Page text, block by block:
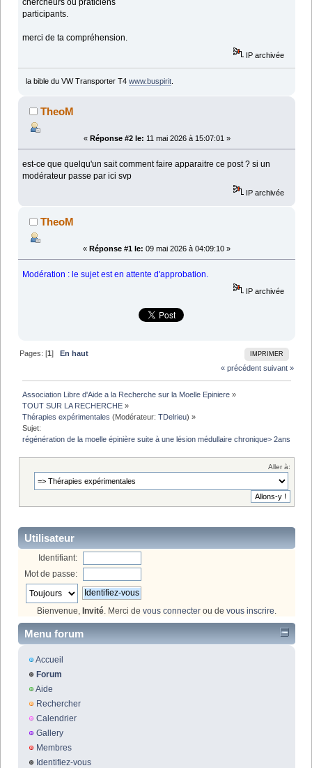
chercheurs ou praticiens
participants.
merci de ta compréhension.
IP archivée
la bible du VW Transporter T4 www.buspirit.
TheoM
« Réponse #2 le: 11 mai 2026 à 15:07:01 »
est-ce que quelqu'un sait comment faire apparaitre ce post ? si un
modérateur passe par ici svp
IP archivée
TheoM
« Réponse #1 le: 09 mai 2026 à 04:09:10 »
Modération : le sujet est en attente d'approbation.
IP archivée
IMPRIMER
Pages: [1]En haut
« précédent suivant »
Association Libre d'Aide a la Recherche sur la Moelle Epiniere »
TOUT SUR LA RECHERCHE »
Thérapies expérimentales (Modérateur:TDelrieu) »
Sujet:
régénération de la moelle épinière suite à une lésion médullaire chronique> 2ans
Aller à:
Utilisateur
Identifiant:
Mot de passe:
Bienvenue, Invité. Merci de vous connecter ou de vous inscrire.
Menu forum
Accueil
Forum
Aide
Rechercher
Calendrier
Gallery
Membres
Identifiez-vous